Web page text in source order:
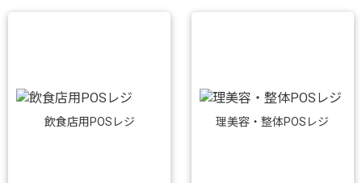
飲食店用POSレジ 理美容・整体POSレジ